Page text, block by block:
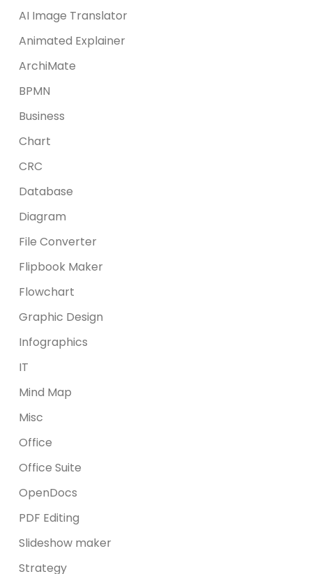
AI Image Translator
Animated Explainer
ArchiMate
BPMN
Business
Chart
CRC
Database
Diagram
File Converter
Flipbook Maker
Flowchart
Graphic Design
Infographics
IT
Mind Map
Misc
Office
Office Suite
OpenDocs
PDF Editing
Slideshow maker
Strategy